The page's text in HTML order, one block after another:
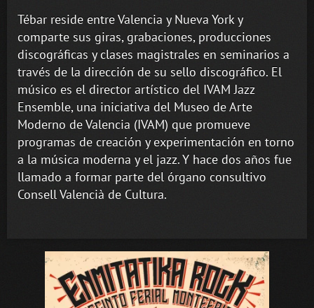
Tébar reside entre Valencia y Nueva York y
comparte sus giras, grabaciones, producciones
discográficas y clases magistrales en seminarios a
través de la dirección de su sello discográfico. El
músico es el director artístico del IVAM Jazz
Ensemble, una iniciativa del Museo de Arte
Moderno de Valencia (IVAM) que promueve
programas de creación y experimentación en torno
a la música moderna y el jazz. Y hace dos años fue
llamado a formar parte del órgano consultivo
Consell Valencià de Cultura.